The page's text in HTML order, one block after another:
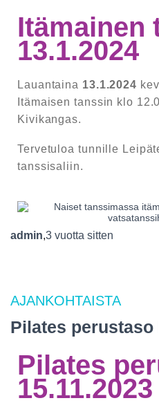
Itämainen
13.1.2024
Lauantaina 13.1.2024
Itämaisen tanssin klo
Kivikangas.
Tervetuloa tunnille
tanssisaliin.
admin,3 vuotta sitten
AJANKOHTAISTA
Pilates perustaso
Pilates
15.11.2023